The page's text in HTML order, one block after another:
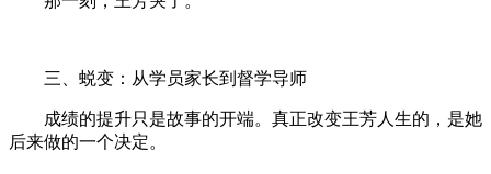
三、蜕变：从学员家长到督学导师
成绩的提升只是故事的开端。真正改变王芳人生的，是她
后来做的一个决定。